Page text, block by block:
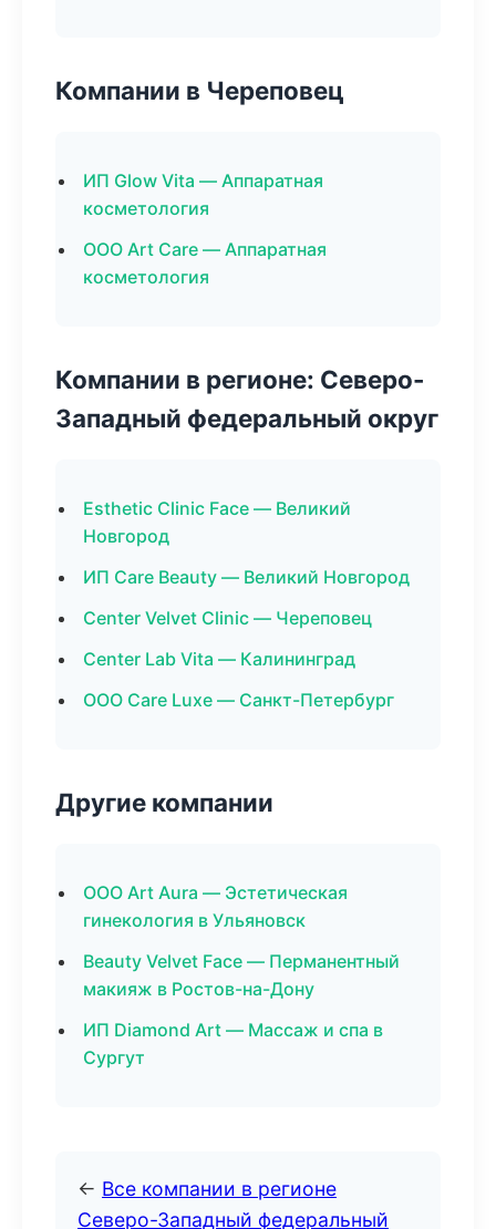
Компании в Череповец
ИП Glow Vita — Аппаратная
косметология
ООО Art Care — Аппаратная
косметология
Компании в регионе: Северо-
Западный федеральный округ
Esthetic Clinic Face — Великий
Новгород
ИП Care Beauty — Великий Новгород
Center Velvet Clinic — Череповец
Center Lab Vita — Калининград
ООО Care Luxe — Санкт-Петербург
Другие компании
ООО Art Aura — Эстетическая
гинекология в Ульяновск
Beauty Velvet Face — Перманентный
макияж в Ростов-на-Дону
ИП Diamond Art — Массаж и спа в
Сургут
← Все компании в регионе
Северо-Западный федеральный